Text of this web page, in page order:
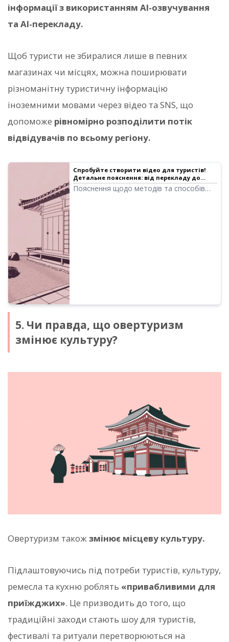
інформації з використанням AI-озвучування
та AI-перекладу.
Щоб туристи не збиралися лише в певних
магазинах чи місцях, можна поширювати
різноманітну туристичну інформацію
іноземними мовами через відео та SNS, що
допоможе рівномірно розподілити потік
відвідувачів по всьому регіону.
Спробуйте створити відео для туристів!
Детальне пояснення: від перекладу до
створення озвучки | Програма для
озвучування тексту Ondoku
Пояснення щодо методів та способів
5. Чи правда, що овертуризм
змінює культуру?
Овертуризм такожзмінює місцеву культуру.
Підлаштовуючись під потреби туристів, культуру,
ремесла та кухню роблять «привабливими для
приїжджих». Це призводить до того, що
традиційні заходи стають шоу для туристів,
фестивалі та ритуали перетворюються на